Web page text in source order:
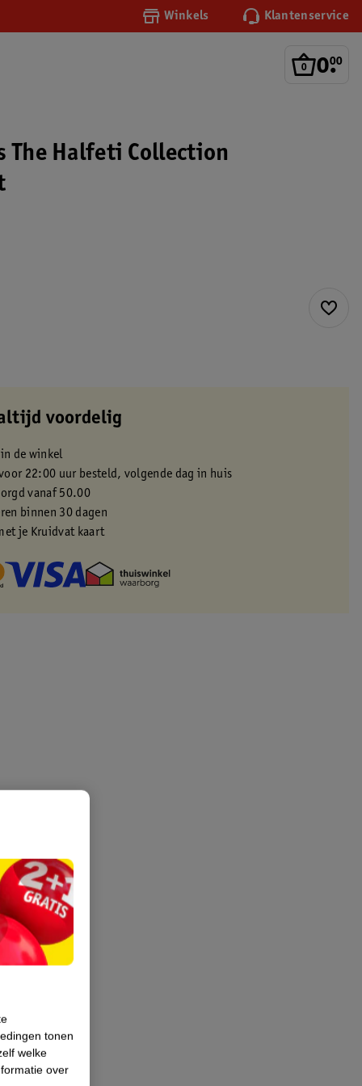
Winkels Klantenservice
0.
00
The Halfeti Collection
voordelig
de winkel
22:00 uur besteld, volgende dag in huis
vanaf 50.00
binnen 30 dagen
je Kruidvat kaart
tonen
welke
over